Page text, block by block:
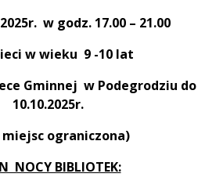
w godz. 17.00 – 21.00
w wieku 9 -10 lat
Gminnej w Podegrodziu do
10.10.2025r.
miejsc ograniczona)
NOCY BIBLIOTEK: